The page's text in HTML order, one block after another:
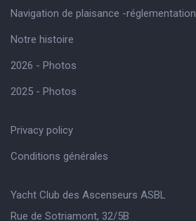
Navigation de plaisance -réglementation
Notre histoire
2026 - Photos
2025 - Photos
Privacy policy
Conditions générales
Yacht Club des Ascenseurs ASBL
Rue de Sotriamont, 32/5B